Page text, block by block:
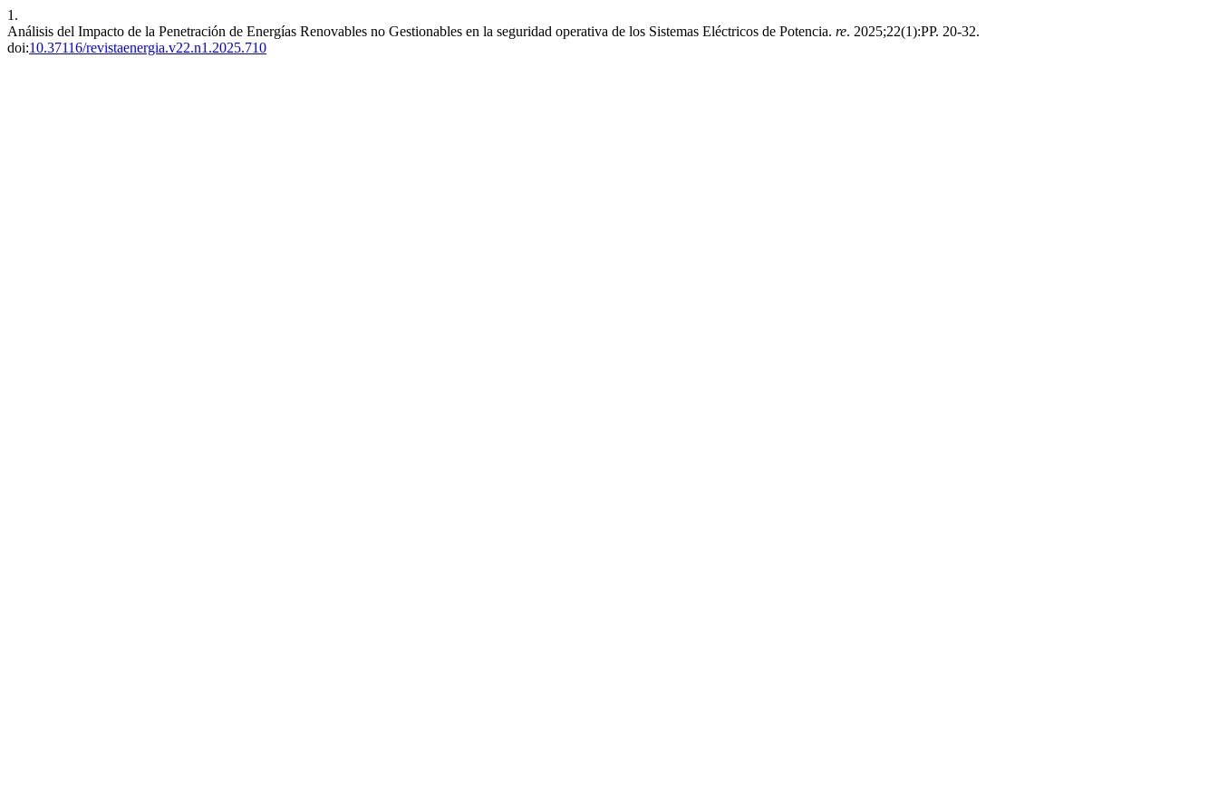
1.
Análisis del Impacto de la Penetración de Energías Renovables no Gestionables en la seguridad operativa de los Sistemas Eléctricos de Potencia. re. 2025;22(1):PP. 20-32.
doi:10.37116/revistaenergia.v22.n1.2025.710